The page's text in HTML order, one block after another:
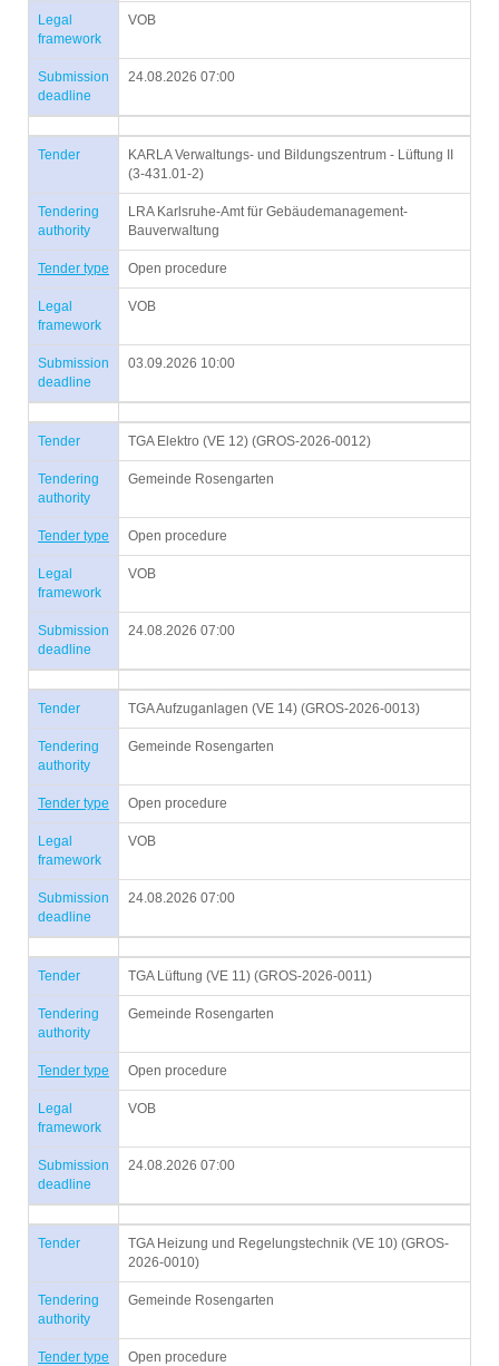
Legal
framework
VOB
Submission
deadline
24.08.2026 07:00
Tender
KARLA Verwaltungs- und Bildungszentrum - Lüftung II
(3-431.01-2)
Tendering
authority
LRA Karlsruhe-Amt für Gebäudemanagement-
Bauverwaltung
Tender type Open procedure
Legal
framework
VOB
Submission
deadline
03.09.2026 10:00
Tender TGA Elektro (VE 12) (GROS-2026-0012)
Tendering
authority
Gemeinde Rosengarten
Tender type Open procedure
Legal
framework
VOB
Submission
deadline
24.08.2026 07:00
Tender TGA Aufzuganlagen (VE 14) (GROS-2026-0013)
Tendering
authority
Gemeinde Rosengarten
Tender type Open procedure
Legal
framework
VOB
Submission
deadline
24.08.2026 07:00
Tender TGA Lüftung (VE 11) (GROS-2026-0011)
Tendering
authority
Gemeinde Rosengarten
Tender type Open procedure
Legal
framework
VOB
Submission
deadline
24.08.2026 07:00
Tender
TGA Heizung und Regelungstechnik (VE 10) (GROS-
2026-0010)
Tendering
authority
Gemeinde Rosengarten
Tender type Open procedure